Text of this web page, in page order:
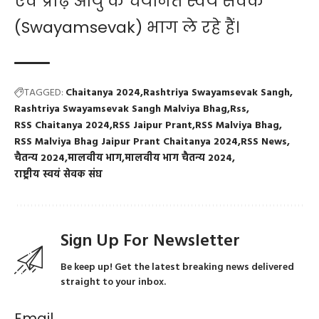
(Swayamsevak) भाग ले रहे हैं।
TAGGED: Chaitanya 2024 Rashtriya Swayamsevak Sangh
Rashtriya Swayamsevak Sangh Malviya Bhag Rss
RSS Chaitanya 2024 RSS Jaipur Prant RSS Malviya Bhag
RSS Malviya Bhag Jaipur Prant Chaitanya 2024 RSS News
चैतन्य 2024 मालवीय भागमालवीय भाग चैतन्य 2024
राष्ट्रीय स्वयं सेवक संघ
Sign Up For Newsletter
Be keep up! Get the latest breaking news delivered
straight to your inbox.